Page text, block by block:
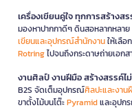
เครื่องเขียนคู่ใจ ทุกการสร้างส
มองหาปากกาดีๆ ดินสอหลากหลา
เขียนและอุปกรณ์สำนักงานให้เลือ
Rotringไปจนถึงกระดาษถ่ายเอกส
งานศิลป์ งานฝีมือ สร้างสรรค์ไ
B2S จัดเต็มอุปกรณ์ศิลปะและงาน
ขาตั้งไม้บนโต๊ะPyramidและอุปก